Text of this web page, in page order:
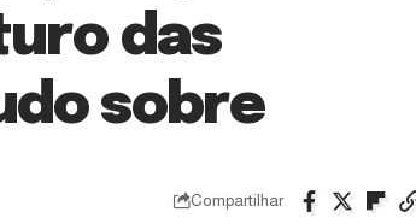
das
sobre
Compartilhar